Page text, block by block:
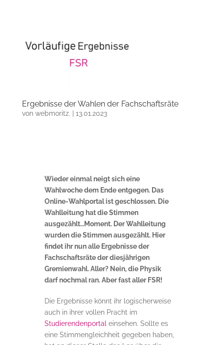
Ergebnisse der Wahlen der Fachschaftsräte
von webmoritz. 13.01.2023
Wieder einmal neigt sich eine
Wahlwoche dem Ende entgegen. Das
Online-Wahlportal ist geschlossen. Die
Wahlleitung hat die Stimmen
ausgezählt…Moment. Der Wahlleitung
wurden die Stimmen ausgezählt. Hier
findet ihr nun alle Ergebnisse der
Fachschaftsräte der diesjährigen
Gremienwahl. Aller? Nein, die Physik
darf nochmal ran. Aber fast aller FSR!
Die Ergebnisse könnt ihr logischerweise
auch in ihrer vollen Pracht im
Studierendenportal einsehen. Sollte es
eine Stimmengleichheit gegeben haben,